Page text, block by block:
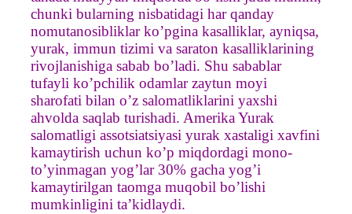
chunki bularning nisbatidagi har qanday
nomutanosibliklar ko’pgina kasalliklar, ayniqsa,
yurak, immun tizimi va saraton kasalliklarining
rivojlanishiga sabab bo’ladi. Shu sabablar
tufayli ko’pchilik odamlar zaytun moyi
sharofati bilan o’z salomatliklarini yaxshi
ahvolda saqlab turishadi. Amerika Yurak
salomatligi assotsiatsiyasi yurak xastaligi xavfini
kamaytirish uchun ko’p miqdordagi mono-
to’yinmagan yog’lar 30% gacha yog’i
kamaytirilgan taomga muqobil bo’lishi
mumkinligini ta’kidlaydi.